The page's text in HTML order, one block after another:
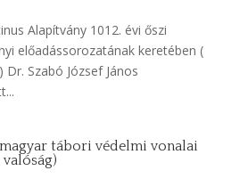
Alapítvány 1012. évi őszi
előadássorozatának keretében (
Szabó József János
tábori védelmi vonalai